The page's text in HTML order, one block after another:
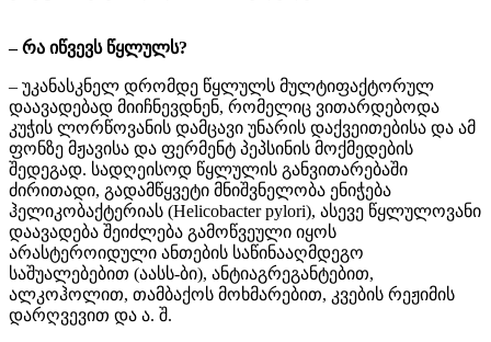
– რა იწვევს წყლულს?
– უკანასკნელ დრომდე წყლულს მულტიფაქტორულ
დაავადებად მიიჩნევდნენ, რომელიც ვითარდებოდა
კუჭის ლორწოვანის დამცავი უნარის დაქვეითებისა და ამ
ფონზე მჟავისა და ფერმენტ პეპსინის მოქმედების
შედეგად. სადღეისოდ წყლულის განვითარებაში
ძირითადი, გადამწყვეტი მნიშვნელობა ენიჭება
ჰელიკობაქტერიას (Helicobacter pylori), ასევე წყლულოვანი
დაავადება შეიძლება გამოწვეული იყოს
არასტეროიდული ანთების საწინააღმდეგო
საშუალებებით (აასს-ბი), ანტიაგრეგანტებით,
ალკოჰოლით, თამბაქოს მოხმარებით, კვების რეჟიმის
დარღვევით და ა. შ.